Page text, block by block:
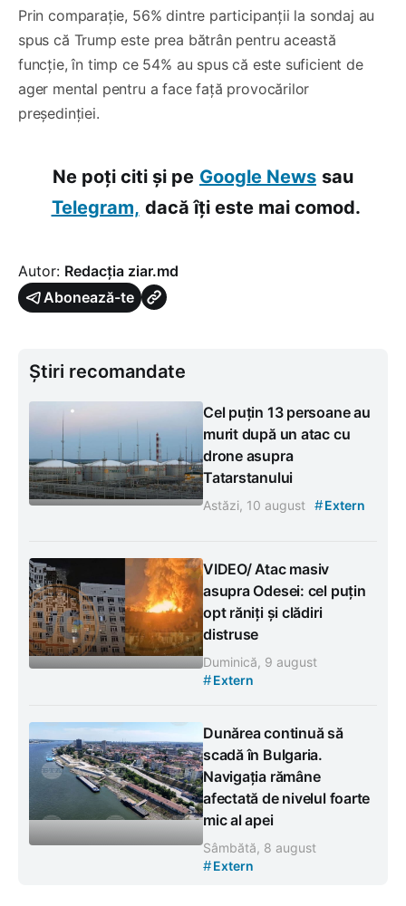
Prin comparație, 56% dintre participanții la sondaj au
spus că Trump este prea bătrân pentru această
funcție, în timp ce 54% au spus că este suficient de
ager mental pentru a face față provocărilor
președinției.
Ne poți citi și pe Google News sau
Telegram, dacă îți este mai comod.
Autor: Redacția ziar.md
Abonează-te
Știri recomandate
Cel puțin 13 persoane au
murit după un atac cu
drone asupra
Tatarstanului
Astăzi, 10 august #Extern
VIDEO/ Atac masiv
asupra Odesei: cel puțin
opt răniți și clădiri
distruse
Duminică, 9 august
#Extern
Dunărea continuă să
scadă în Bulgaria.
Navigația rămâne
afectată de nivelul foarte
mic al apei
Sâmbătă, 8 august
#Extern